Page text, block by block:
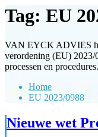
Tag: EU
VAN EYCK ADVIES
verordening (EU)
processen en procedures.
Home
EU 2023/0988
Nieuwe wet